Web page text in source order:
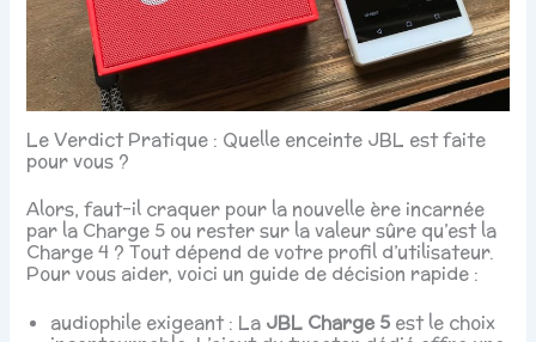
Le Verdict Pratique : Quelle enceinte JBL est faite
pour vous ?
Alors, faut-il craquer pour la nouvelle ère incarnée
par la Charge 5 ou rester sur la valeur sûre qu’est la
Charge 4 ? Tout dépend de votre profil d’utilisateur.
Pour vous aider, voici un guide de décision rapide :
audiophile exigeant : La JBL Charge 5 est le choix